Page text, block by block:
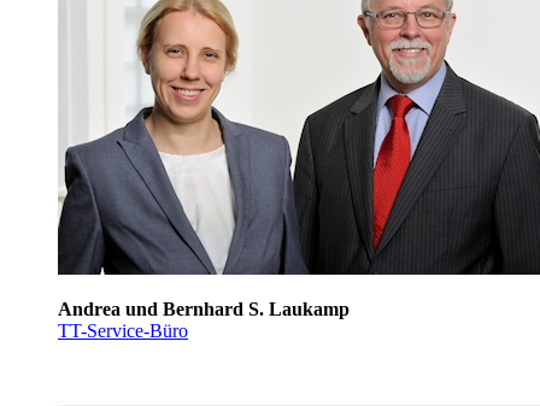
Andrea und Bernhard S. Laukamp
TT-Service-Büro